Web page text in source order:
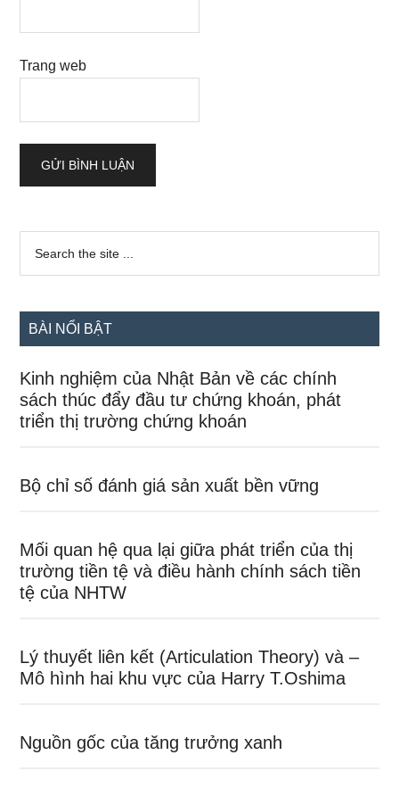
Trang web
Sidebar
chính
...
BÀI NỔI BẬT
Kinh nghiệm của Nhật Bản về các chính
sách thúc đẩy đầu tư chứng khoán, phát
triển thị trường chứng khoán
Bộ chỉ số đánh giá sản xuất bền vững
Mối quan hệ qua lại giữa phát triển của thị
trường tiền tệ và điều hành chính sách tiền
tệ của NHTW
Lý thuyết liên kết (Articulation Theory) và –
Mô hình hai khu vực của Harry T.Oshima
Nguồn gốc của tăng trưởng xanh